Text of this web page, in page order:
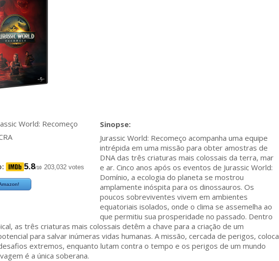
World: Recomeço
5.8/10 203,032 votes
Jurassic World: Recomeço acompanha uma equipe
intrépida em uma missão para obter amostras de
DNA das três criaturas mais colossais da terra, mar
e ar. Cinco anos após os eventos de Jurassic World:
Domínio, a ecologia do planeta se mostrou
amplamente inóspita para os dinossauros. Os
poucos sobreviventes vivem em ambientes
equatoriais isolados, onde o clima se assemelha ao
que permitiu sua prosperidade no passado. Dentro
as três criaturas mais colossais detêm a chave para a criação de um
para salvar inúmeras vidas humanas. A missão, cercada de perigos, coloca
extremos, enquanto lutam contra o tempo e os perigos de um mundo
é a única soberana.